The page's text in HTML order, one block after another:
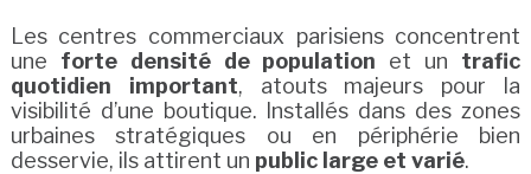
Les centres commerciaux parisiens concentrent
une forte densité de population et un trafic
quotidien important, atouts majeurs pour la
visibilité d’une boutique. Installés dans des zones
urbaines stratégiques ou en périphérie bien
desservie, ils attirent un public large et varié.